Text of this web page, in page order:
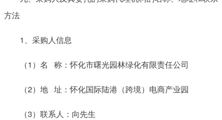
方法
1、采购人信息
（1）名 称：怀化市曙光园林绿化有限责任公司
（2）地 址：怀化国际陆港（跨境）电商产业园
（3）联系人：向先生